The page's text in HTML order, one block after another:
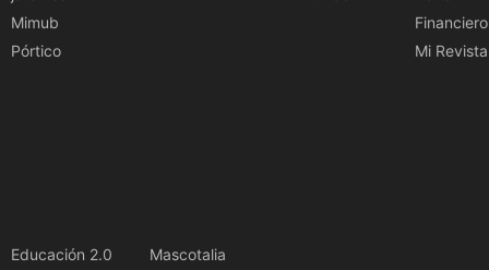
Mimub
Pórtico
Financiero
Mi Revista
Educación 2.0
Mascotalia